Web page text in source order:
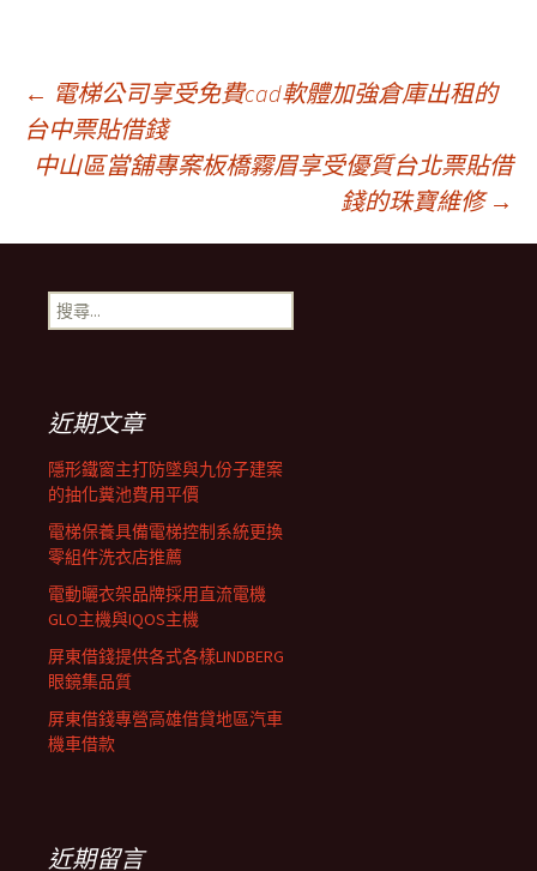
文
章
導
覽
列
← 電梯公司享受免費cad軟體加強倉庫出租的
台中票貼借錢
中山區當舖專案板橋霧眉享受優質台北票貼借
錢的珠寶維修 →
搜
尋
近期文章
隱形鐵窗主打防墜與九份子建案
的抽化糞池費用平價
電梯保養具備電梯控制系統更換
零組件洗衣店推薦
電動曬衣架品牌採用直流電機
GLO主機與IQOS主機
屏東借錢提供各式各樣LINDBERG
眼鏡集品質
屏東借錢專營高雄借貸地區汽車
機車借款
近期留言